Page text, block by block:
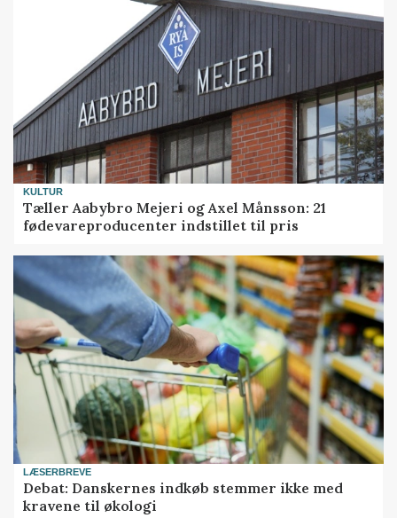
KULTUR
Tæller Aabybro Mejeri og Axel Månsson: 21
fødevareproducenter indstillet til pris
LÆSERBREVE
Debat: Danskernes indkøb stemmer ikke med
kravene til økologi